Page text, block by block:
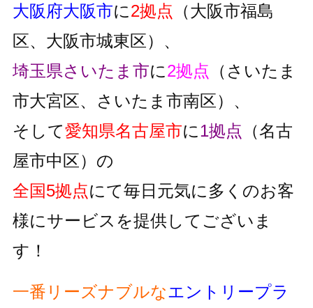
大阪府大阪市に2拠点 （大阪市福島
区、大阪市城東区）、
埼玉県さいたま市に2拠点 （さいたま
市大宮区、さいたま市南区）、
そして愛知県名古屋市に1拠点 （名古
屋市中区）の
全国5拠点にて毎日元気に多くのお客
様にサービスを提供してございま
す！
一番リーズナブルなエントリープラ